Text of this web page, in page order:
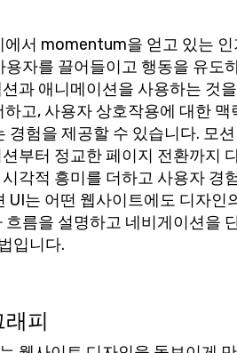
에서 momentum을 얻고 있는 인
용자를 끌어들이고 행동을 유도
과 애니메이션을 사용하는 것
고, 사용자 상호작용에 대한
경험을 제공할 수 있습니다. 모
부터 정교한 페이지 전환까지
각적 흥미를 더하고 사용자 경
UI는 어떤 웹사이트에도 디자인
흐름을 설명하고 네비게이션을
입니다.
피